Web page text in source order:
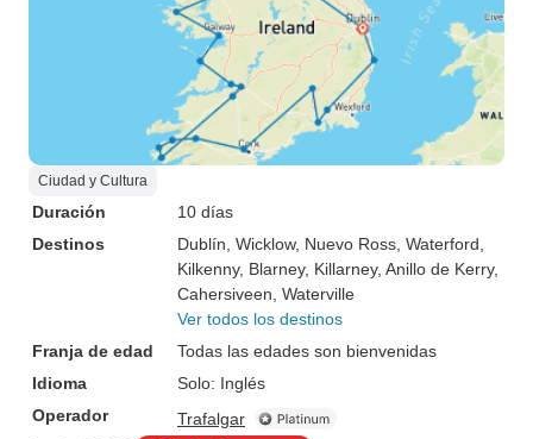
Ciudad y Cultura
Duración
10 días
Destinos
Dublín , Wicklow, Nuevo Ross , Waterford
Kilkenny, Blarney, Killarney, Anillo de Kerry,
Cahersiveen , Waterville
Ver todos los destinos
Franja de edad
Todas las edades son bienvenidas
Idioma
Solo: Inglés
Operador
Trafalgar